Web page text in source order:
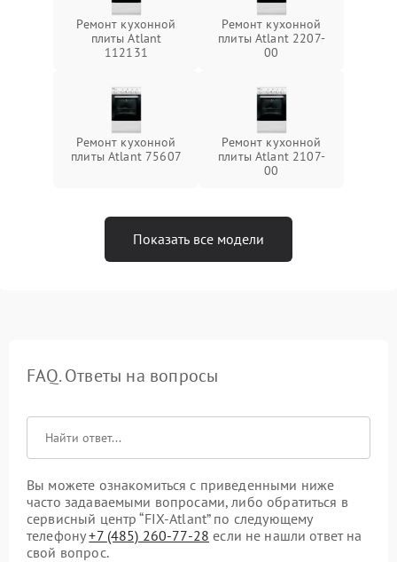
Ремонт кухонной
плиты Atlant
112131
Ремонт кухонной
плиты Atlant 2207-
00
Ремонт кухонной
плиты Atlant 75607
Ремонт кухонной
плиты Atlant 2107-
00
Показать все модели
FAQ. Ответы на вопросы
Вы можете ознакомиться с приведенными ниже
часто задаваемыми вопросами, либо обратиться в
сервисный центр “FIX-Atlant” по следующему
телефону+7 (485) 260-77-28 если не нашли ответ на
свой вопрос.